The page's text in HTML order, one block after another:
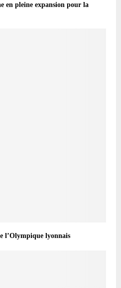
en pleine expansion pour la
l’Olympique lyonnais